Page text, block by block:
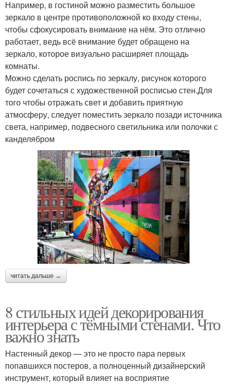
Например, в гостиной можно разместить большое
зеркало в центре противоположной ко входу стены,
чтобы сфокусировать внимание на нём. Это отлично
работает, ведь всё внимание будет обращено на
зеркало, которое визуально расширяет площадь
комнаты.
Можно сделать роспись по зеркалу, рисунок которого
будет сочетаться с художественной росписью стен.Для
того чтобы отражать свет и добавить приятную
атмосферу, следует поместить зеркало позади источника
света, например, подвесного светильника или полочки с
канделябром
читать дальше →
8 стильных идей декорирования
интерьера с тёмными стенами. Что
важно знать
Настенный декор — это не просто пара первых
попавшихся постеров, а полноценный дизайнерский
инструмент, который влияет на восприятие